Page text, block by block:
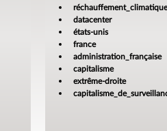
réchauffement_climatique
datacenter
états-unis
france
administration_française
capitalisme
extrême-droite